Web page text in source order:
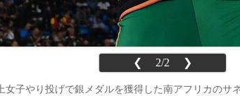
❮ 2/2 ❯
女子やり投げで銀メダルを獲得した南アフリカのサ